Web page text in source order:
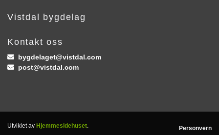
Vistdal bygdelag
Kontakt oss
 bygdelaget@vistdal.com
 post@vistdal.com
Utviklet av Hjemmesidehuset Personvern